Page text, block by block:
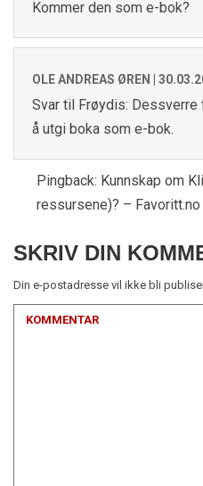
Kommer den som e-bok?
OLE ANDREAS ØREN |
Svar til Frøydis:
å utgi boka som e-bok.
Pingback: Kunnskap om
ressursene)? – Favoritt.no
SKRIV DIN
Din e-postadresse vil ikke bli
KOMMENTAR